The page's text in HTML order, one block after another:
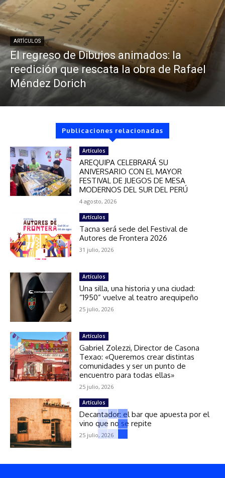
ARTÍCULOS
El regreso de Dibujos animados: la
reedición que rescata la obra de Rafael
Méndez Dorich
Publicaciones relacionadas
Artículos
AREQUIPA CELEBRARÁ SU
ANIVERSARIO CON EL MAYOR
FESTIVAL DE JUEGOS DE MESA
MODERNOS DEL SUR DEL PERÚ
4 agosto, 2026
Artículos
Tacna será sede del Festival de
Autores de Frontera 2026
31 julio, 2026
Artículos
Una silla, una historia y una ciudad:
“1950” vuelve al teatro arequipeño
25 julio, 2026
Artículos
Gabriel Zolezzi, Director de Casona
Texao: «Queremos crear distintas
comunidades y ser un punto de
encuentro para todas ellas»
25 julio, 2026
Artículos
Decantador: el bar que apuesta por el
vino que no se repite
25 julio, 2026